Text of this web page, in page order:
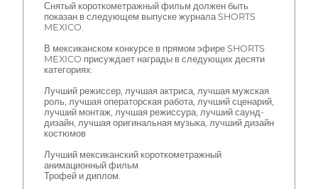
Снятый короткометражный фильм должен быть
показан в следующем выпуске журнала SHORTS
MEXICO.
В мексиканском конкурсе в прямом эфире SHORTS
MEXICO присуждает награды в следующих десяти
категориях:
Лучший режиссер, лучшая актриса, лучшая мужская
роль, лучшая операторская работа, лучший сценарий,
лучший монтаж, лучшая режиссура, лучший саунд-
дизайн, лучшая оригинальная музыка, лучший дизайн
костюмов
Лучший мексиканский короткометражный
анимационный фильм
Трофей и диплом.